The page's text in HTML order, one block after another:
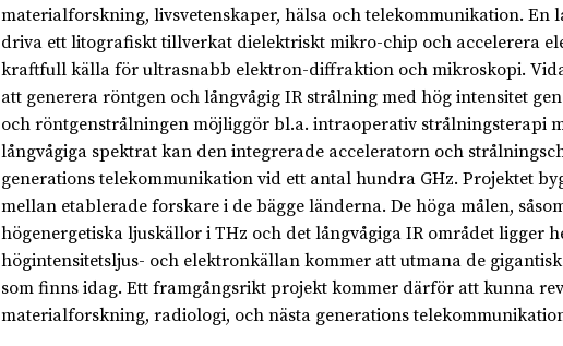
materialforskning, livsvetenskaper, hälsa och telekommunikation.
driva ett litografiskt tillverkat dielektriskt mikro-chip och accelerera
kraftfull källa för ultrasnabb elektron-diffraktion och mikroskopi.
att generera röntgen och långvågig IR strålning med hög intensitet
och röntgenstrålningen möjliggör bl.a. intraoperativ strålningsterapi
långvågiga spektrat kan den integrerade acceleratorn och
generations telekommunikation vid ett antal hundra GHz. Projektet
mellan etablerade forskare i de bägge länderna. De höga målen,
högenergetiska ljuskällor i THz och det långvågiga IR området ligger
högintensitetsljus- och elektronkällan kommer att utmana de
som finns idag. Ett framgångsrikt projekt kommer därför att kunna
materialforskning, radiologi, och nästa generations